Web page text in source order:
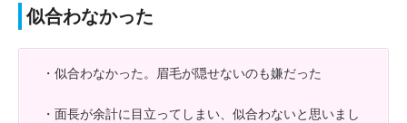
似合わなかった
・似合わなかった。眉毛が隠せないのも嫌だった
・面長が余計に目立ってしまい、似合わないと思いまし